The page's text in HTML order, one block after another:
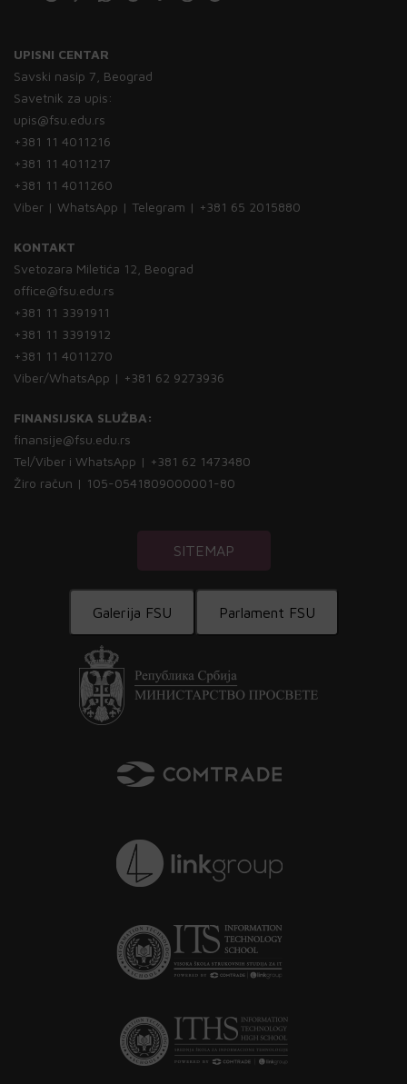
UPISNI CENTAR
Savski nasip 7, Beograd
Savetnik za upis:
upis@fsu.edu.rs
+381 11 4011216
+381 11 4011217
+381 11 4011260
Viber | WhatsApp | Telegram | +381 65 2015880
KONTAKT
Svetozara Miletića 12, Beograd
office@fsu.edu.rs
+381 11 3391911
+381 11 3391912
+381 11 4011270
Viber/WhatsApp | +381 62 9273936
FINANSIJSKA SLUŽBA:
finansije@fsu.edu.rs
Tel/Viber i WhatsApp | +381 62 1473480
Žiro račun | 105-0541809000001-80
SITEMAP
Galerija FSU Parlament FSU